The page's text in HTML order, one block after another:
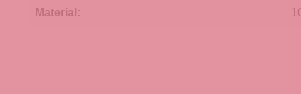
Material: